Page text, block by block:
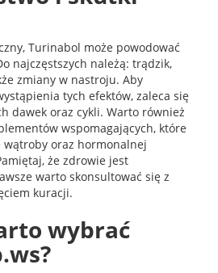
Turinabol może powodować
najczęstszych należą: trądzik,
zmiany w nastroju. Aby
tych efektów, zaleca się
dawek oraz cykli. Warto również
wspomagających, które
oraz hormonalnej
że zdrowie jest
warto skonsultować się z
kuracji.
wybrać